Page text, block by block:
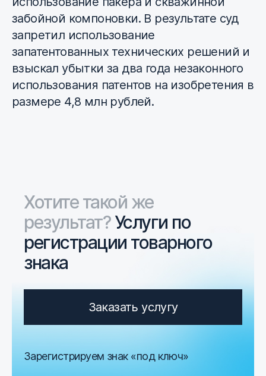
забойной компоновки. В результате суд
запретил использование
запатентованных технических решений и
взыскал убытки за два года незаконного
использования патентов на изобретения в
размере 4,8 млн рублей.
Хотите такой же
результат?Услуги по
регистрации товарного
знака
Заказать услугу
Зарегистрируем знак «под ключ»